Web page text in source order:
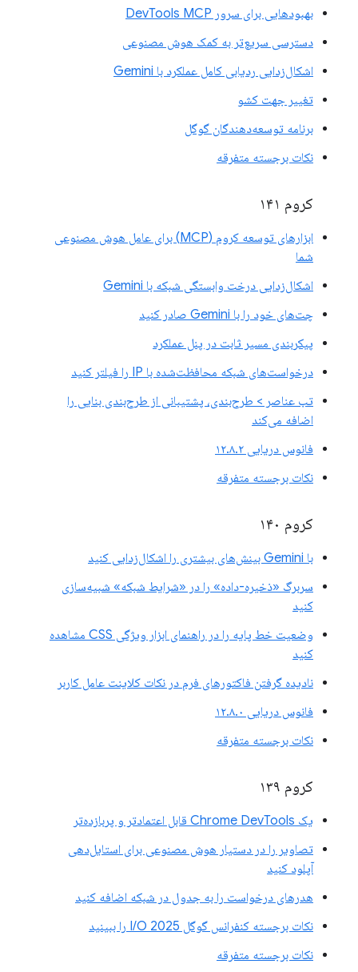
بهبودهایی برای سرور DevTools MCP
دسترسی سریع‌تر به کمک هوش مصنوعی
اشکال‌زدایی ردیابی کامل عملکرد با Gemini
تغییر جهت کشو
برنامه توسعه‌دهندگان گوگل
نکات برجسته متفرقه
کروم ۱۴۱
ابزارهای توسعه کروم (MCP) برای عامل هوش مصنوعی
شما
اشکال‌زدایی درخت وابستگی شبکه با Gemini
چت‌های خود را با Gemini صادر کنید
پیکربندی مسیر ثابت در پنل عملکرد
درخواست‌های شبکه محافظت‌شده با IP را فیلتر کنید
تب عناصر > طرح‌بندی، پشتیبانی از طرح‌بندی بنایی را
اضافه می‌کند
فانوس دریایی ۱۲.۸.۲
نکات برجسته متفرقه
کروم ۱۴۰
با Gemini بینش‌های بیشتری را اشکال‌زدایی کنید
سربرگ «ذخیره-داده» را در «شرایط شبکه» شبیه‌سازی
کنید
وضعیت خط پایه را در راهنمای ابزار ویژگی CSS مشاهده
کنید
نادیده گرفتن فاکتورهای فرم در نکات کلاینت عامل کاربر
فانوس دریایی ۱۲.۸.۰
نکات برجسته متفرقه
کروم ۱۳۹
یک Chrome DevTools قابل اعتمادتر و پربازده‌تر
تصاویر را در دستیار هوش مصنوعی برای استایل‌دهی
آپلود کنید
هدرهای درخواست را به جدول در شبکه اضافه کنید
نکات برجسته کنفرانس گوگل I/O 2025 را ببینید
نکات برجسته متفرقه